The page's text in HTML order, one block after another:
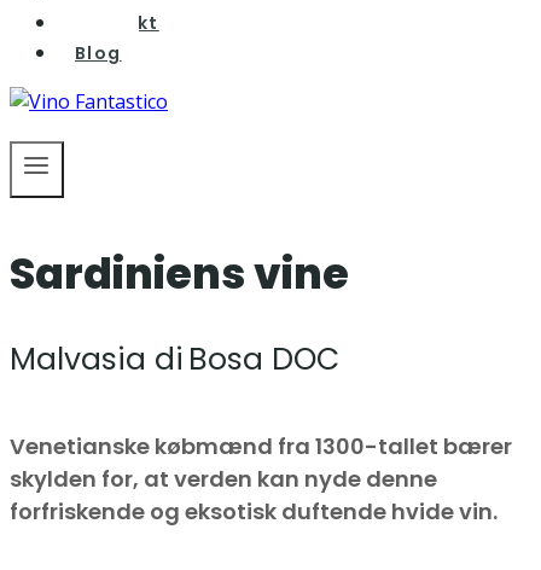
Kontakt
Blog
Sardiniens vine
Malvasia di Bosa DOC
Venetianske købmænd fra 1300-tallet bærer
skylden for, at verden kan nyde denne
forfriskende og eksotisk duftende hvide vin.